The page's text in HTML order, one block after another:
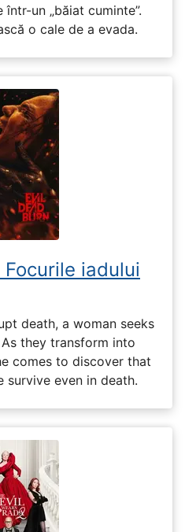
un „băiat cuminte”.
o cale de a evada.
iadului
death, a woman seeks
they transform into
comes to discover that
even in death.